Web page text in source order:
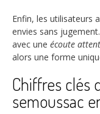
Enfin, les utilisateurs
envies sans
avec une écoute
alors une forme
Chiffres clés
semoussac